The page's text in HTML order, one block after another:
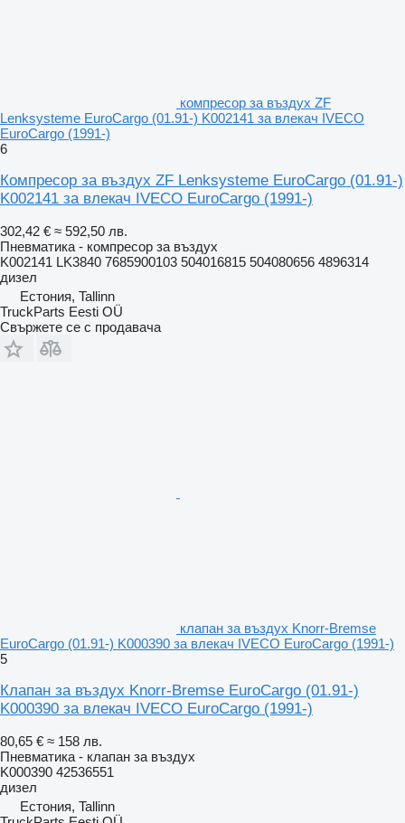
компресор за въздух ZF
Lenksysteme EuroCargo (01.91-) K002141 за влекач IVECO
EuroCargo (1991-)
6
Компресор за въздух ZF Lenksysteme EuroCargo (01.91-)
K002141 за влекач IVECO EuroCargo (1991-)
302,42 € ≈ 592,50 лв.
Пневматика - компресор за въздух
K002141 LK3840 7685900103 504016815 504080656 4896314
дизел
Естония, Tallinn
TruckParts Eesti OÜ
Свържете се с продавача
клапан за въздух Knorr-Bremse
EuroCargo (01.91-) K000390 за влекач IVECO EuroCargo (1991-)
5
Клапан за въздух Knorr-Bremse EuroCargo (01.91-)
K000390 за влекач IVECO EuroCargo (1991-)
80,65 € ≈ 158 лв.
Пневматика - клапан за въздух
K000390 42536551
дизел
Естония, Tallinn